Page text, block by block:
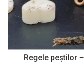
Regele peştilor